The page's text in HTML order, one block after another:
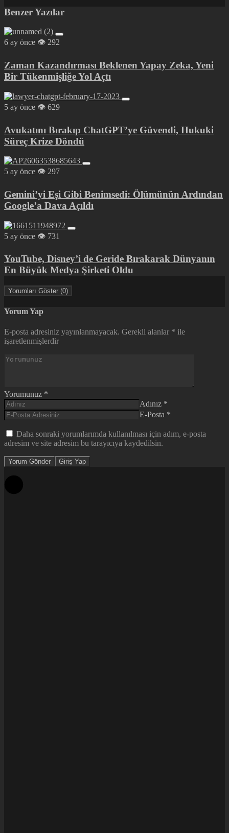
Benzer Yazılar
6 ay önce 292
Zaman Kazandırması Beklenen Yapay Zeka, Yeni
Bir Tükenmişliğe Yol Açtı
5 ay önce 629
Avukatını Bırakıp ChatGPT’ye Güvendi, Hukuki
Süreç Krize Döndü
5 ay önce 297
Gemini’yi Eşi Gibi Benimsedi: Ölümünün Ardından
Google’a Dava Açıldı
5 ay önce 731
YouTube, Disney’i de Geride Bırakarak Dünyanın
En Büyük Medya Şirketi Oldu
Yorumları Göster (0)
Yorum Yap
E-posta adresiniz yayınlanmayacak. Gerekli alanlar * ile
işaretlenmişlerdir
Yorumunuz *
Adınız *
E-Posta *
Daha sonraki yorumlarımda kullanılması için adım, e-posta
adresim ve site adresim bu tarayıcıya kaydedilsin.
Yorum Gönder Giriş Yap